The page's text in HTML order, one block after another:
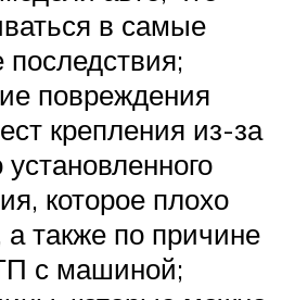
в самые
повреждения
крепления из-за
которое плохо
а также по причине
с машиной;